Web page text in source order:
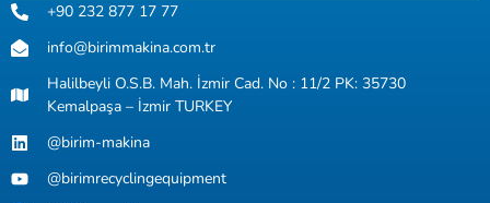
+90 232 877 17 77
info@birimmakina.com.tr
Halilbeyli O.S.B. Mah. İzmir Cad. No : 11/2 PK: 35730
Kemalpaşa – İzmir TURKEY
@birim-makina
@birimrecyclingequipment